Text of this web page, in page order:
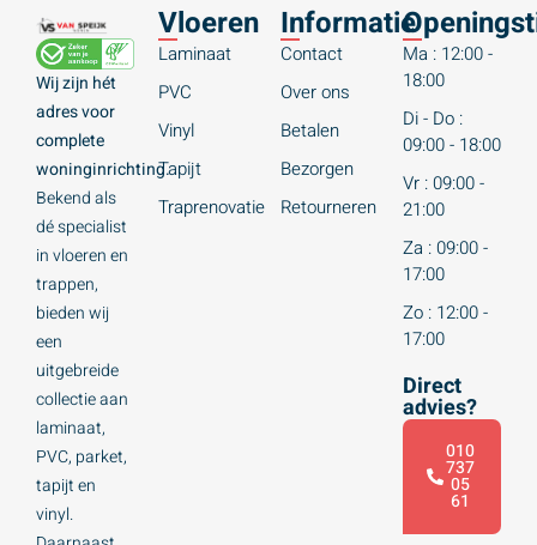
Wij zijn hét
adres voor
complete
woninginrichting.
Bekend als
dé specialist
in vloeren en
trappen,
bieden wij
een
uitgebreide
collectie aan
laminaat,
PVC, parket,
tapijt en
vinyl.
Vloeren
Laminaat
PVC
Vinyl
Tapijt
Traprenovatie
Informatie
Contact
Over ons
Betalen
Bezorgen
Retourneren
Ma : 12:00 -
18:00
Di - Do :
09:00 - 18:00
Vr : 09:00 -
21:00
Za : 09:00 -
17:00
Zo : 12:00 -
17:00
Direct
advies?
010
737
05
61